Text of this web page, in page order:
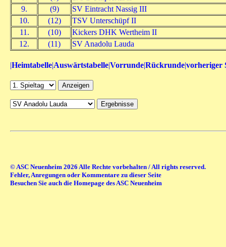
9.
(9)
SV Eintracht Nassig III
10.
(12)
TSV Unterschüpf II
11.
(10)
Kickers DHK Wertheim II
12.
(11) SV Anadolu Lauda
|Heimtabelle|Auswärtstabelle|Vorrunde|Rückrunde|vorheriger
© ASC Neuenheim 2026 Alle Rechte vorbehalten / All rights reserved.
Fehler, Anregungen oder Kommentare zu dieser Seite
Besuchen Sie auch die Homepage des ASC Neuenheim